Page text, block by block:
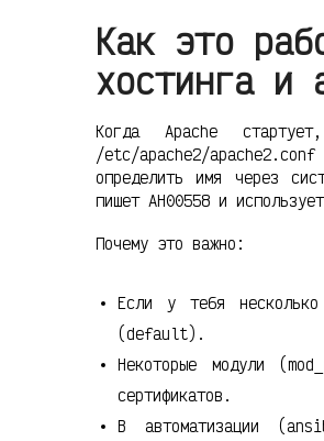
Как это
хостинга и
Когда Apache
/etc/apache2/
определить имя через
пишет AH00558 и
Почему это важно:
Если у тебя
(default).
Некоторые модули
сертификатов.
В автоматизации